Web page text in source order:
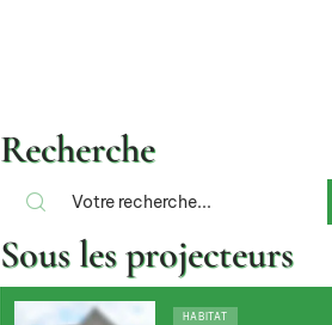
Recherche
Sous les projecteurs
HABITAT